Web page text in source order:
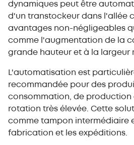
dynamiques peut être
d'un transtockeur dans l'allée
avantages non-négligeables
comme l'augmentation de la
grande hauteur et à la largeur
L'automatisation est
recommandée pour des
consommation, de production
rotation très élevée. Cette
comme tampon intermédiaire
fabrication et les expéditions.